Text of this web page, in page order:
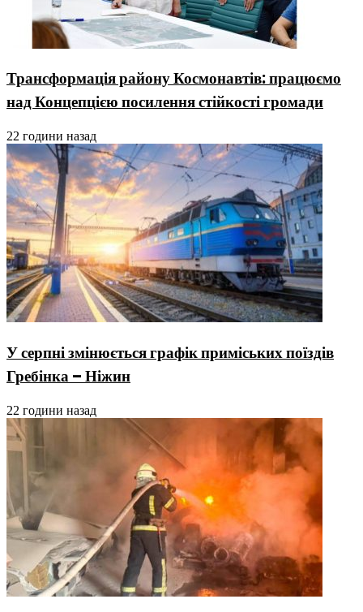
Трансформація району Космонавтів: працюємо
над Концепцією посилення стійкості громади
22 години назад
У серпні змінюється графік приміських поїздів
Гребінка – Ніжин
22 години назад